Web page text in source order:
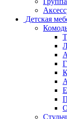
Детская